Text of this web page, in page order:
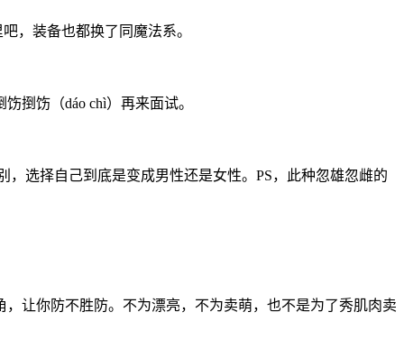
，装备也都换了同魔法系。
捯饬（dáo chì）再来面试。
选择自己到底是变成男性还是女性。PS，此种忽雄忽雌的
让你防不胜防。不为漂亮，不为卖萌，也不是为了秀肌肉卖